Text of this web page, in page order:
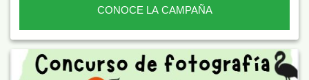
CONOCE LA CAMPAÑA